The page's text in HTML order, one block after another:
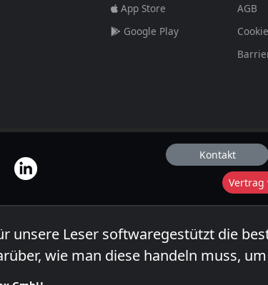
App Store
Google Play
AGB
Kontakt
unsere Leser softwaregestützt die
wie man diese handeln muss,